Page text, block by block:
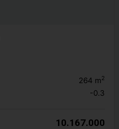
264 m2
-0.3
10.167.000